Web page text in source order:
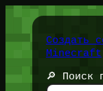
Перейти
содержимому
Создать
Minecraft
🔎 Поиск